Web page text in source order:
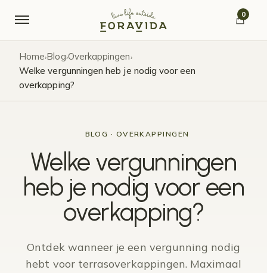
0
Home›Blog›Overkappingen›
Welke vergunningen heb je nodig voor een
overkapping?
BLOG · OVERKAPPINGEN
Welke vergunningen
heb je nodig voor een
overkapping?
Ontdek wanneer je een vergunning nodig
hebt voor terrasoverkappingen. Maximaal